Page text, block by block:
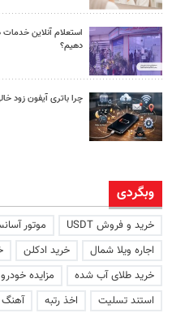
استعلام آنلاین خدمات
دهیم؟
چرا باتری آیفون زود خالی می
وبگردی
خرید و فروش USDT موتور
اجاره ویلا شمال
خرید ادکلن
خرید طلای آب شده
مزایده خودرو
استند تسلیت
اخذ رتبه